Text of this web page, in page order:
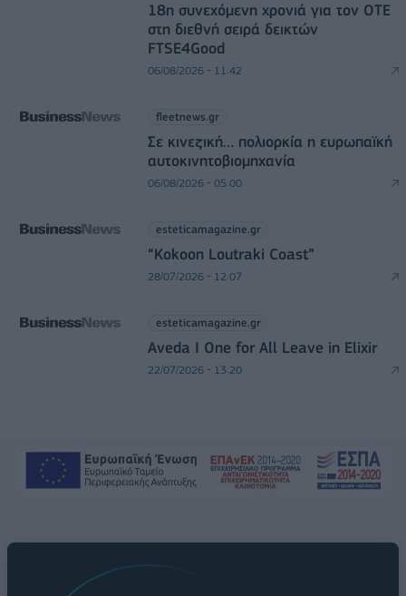
18η συνεχόμενη χρονιά για τον ΟΤΕ
στη διεθνή σειρά δεικτών
FTSE4Good
06/08/2026 - 11:42
fleetnews.gr
Σε κινεζική… πολιορκία η ευρωπαϊκή
αυτοκινητοβιομηχανία
06/08/2026 - 05:00
esteticamagazine.gr
“Kokoon Loutraki Coast”
28/07/2026 - 12:07
esteticamagazine.gr
Aveda I One for All Leave in Elixir
22/07/2026 - 13:20